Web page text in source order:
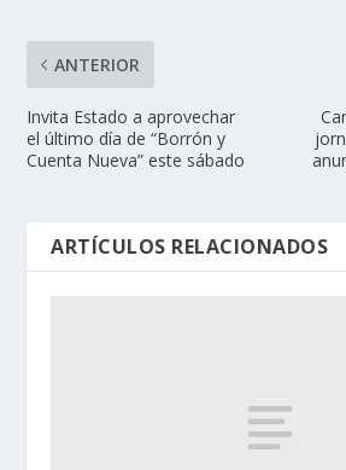
ANTERIOR
Invita Estado a aprovechar
el último día de “Borrón y
Cuenta Nueva” este sábado
ARTÍCULOS RELACIONADOS